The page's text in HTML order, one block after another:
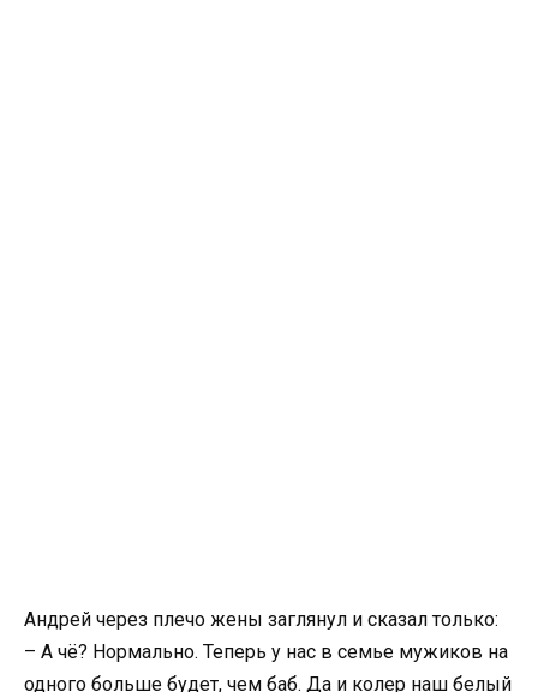
Андрей через плечо жены заглянул и сказал только:
– А чё? Нормально. Теперь у нас в семье мужиков на
одного больше будет, чем баб. Да и колер наш белый